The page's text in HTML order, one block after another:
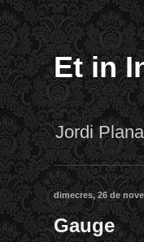
Et in
Jordi
dimecres, 26 de
Gauge